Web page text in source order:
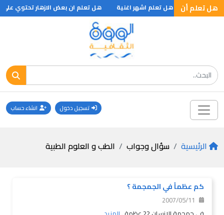
هل تعلم أن
اللغات هل تعلم اشهر اغنية هل تعلم ان بعض الازهار تحتوي على
تسجيل دخول انشاء حساب
الرئيسية سؤال وجواب الطب و العلوم الطبية
كم عظماً في الجمجمة ؟
2007/05/11